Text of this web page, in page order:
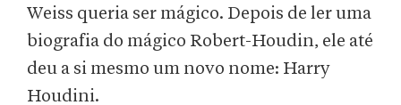
Weiss queria ser mágico. Depois de ler uma
biografia do mágico Robert-Houdin, ele até
deu a si mesmo um novo nome: Harry
Houdini.